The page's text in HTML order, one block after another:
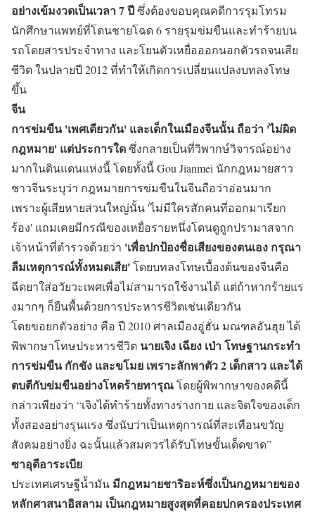
อย่างเข้มงวดเป็นเวลา 7 ปีซึ่งต้องขอบคุณคดีการรุมโทรม
นักศึกษาแพทย์ที่โดนชายโฉด 6 รายรุมข่มขืนและทำร้ายบน
รถโดยสารประจำทาง และโยนตัวเหยื่อออกนอกตัวรถจนเสีย
ชีวิต ในปลายปี 2012 ที่ทำให้เกิดการเปลี่ยนแปลงบทลงโทษ
ขึ้น
จีน
การข่มขืน 'เพศเดียวกัน' และเด็กในเมืองจีนนั้น ถือว่า 'ไม่ผิด
กฎหมาย' แต่ประการใดซึ่งกลายเป็นที่วิพากษ์วิจารณ์อย่าง
มากในดินแดนแห่งนี้ โดยทั้งนี้ Gou Jianmei นักกฎหมายสาว
ชาวจีนระบุว่า กฎหมายการข่มขืนในจีนถือว่าอ่อนมาก
เพราะผู้เสียหายส่วนใหญ่นั้น 'ไม่มีใครสักคนที่ออกมาเรียก
ร้อง' แถมเคยมีกรณีของเหยื่อรายหนึ่งโดนดูถูกปรามาสจาก
เจ้าหน้าที่ตำรวจด้วยว่า 'เพื่อปกป้องชื่อเสียงของตนเอง กรุณา
ลืมเหตุการณ์ทั้งหมดเสีย'โดยบทลงโทษเบื้องต้นของจีนคือ
ฉีดยาใส่อวัยวะเพศเพื่อไม่สามารถใช้งานได้ แต่ถ้าหากร้ายแร
งมากๆ ก็ยืนพื้นด้วยการประหารชีวิตเช่นเดียวกัน
โดยขอยกตัวอย่าง คือ ปี 2010 ศาลเมืองอู่ฮั่น มณฑลอันฮุย ได้
พิพากษาโทษประหารชีวิต นายเจิง เฉียง เป่า โทษฐานกระทำ
การข่มขืน กักขัง และขโมย เพราะลักพาตัว 2 เด็กสาว และได้
ตบตีกับข่มขืนอย่างโหดร้ายทารุณโดยผู้พิพากษาของคดีนี้
กล่าวเพียงว่า “เจิงได้ทำร้ายทั้งทางร่างกาย และจิตใจของเด็ก
ทั้งสองอย่างรุนแรง ซึ่งนับว่าเป็นเหตุการณ์ที่สะเทือนขวัญ
สังคมอย่างยิ่ง ฉะนั้นแล้วสมควรได้รับโทษขั้นเด็ดขาด”
ซาอุดีอาระเบีย
ประเทศเศรษฐีน้ำมัน มีกฎหมายชาริอะห์ซึ่งเป็นกฎหมายของ
หลักศาสนาอิสลาม เป็นกฎหมายสูงสุดที่คอยปกครองประเทศ